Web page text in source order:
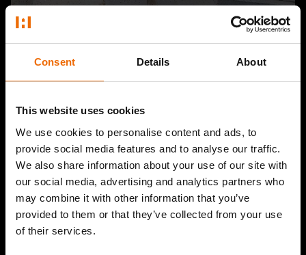
Consent Details About
This website uses cookies
We use cookies to personalise content and ads, to
provide social media features and to analyse our traffic.
We also share information about your use of our site with
our social media, advertising and analytics partners who
may combine it with other information that you’ve
provided to them or that they’ve collected from your use
of their services.